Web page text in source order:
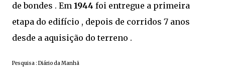
de bondes . Em 1944 foi entregue a primeira
etapa do edifício , depois de corridos 7 anos
desde a aquisição do terreno .
Pesquisa : Diário da Manhã